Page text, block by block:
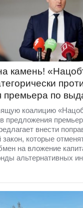
камень!
премьера по
коалицию
предложения
внести
которые
на вложение
альтернативных